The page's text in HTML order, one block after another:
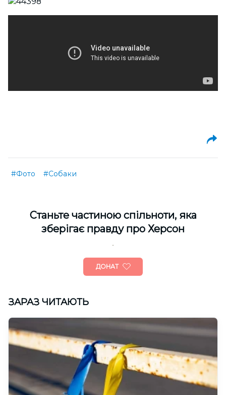
#Фото #Собаки
Cтаньте частиною спільноти, яка
зберігає правду про Херсон
ДОНАТ
ЗАРАЗ ЧИТАЮТЬ